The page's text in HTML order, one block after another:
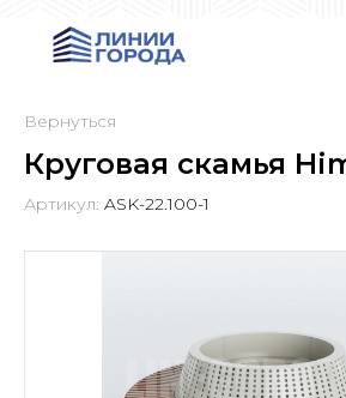
Вернуться
Круговая скамья
Артикул: ASK-22.100-1